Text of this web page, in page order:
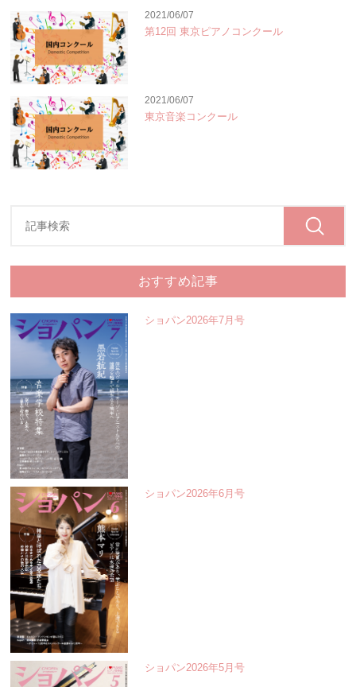
2021/06/07
第12回 東京ピアノコンクール
2021/06/07
東京音楽コンクール
おすすめ記事
ショパン2026年7月号
ショパン2026年6月号
ショパン2026年5月号